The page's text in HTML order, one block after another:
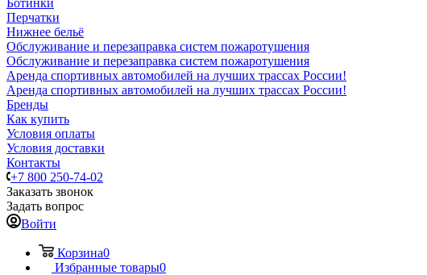
Ботинки
Перчатки
Нижнее бельё
Обслуживание и перезаправка систем пожаротушения
Обслуживание и перезаправка систем пожаротушения
Аренда спортивных автомобилей на лучших трассах России!
Аренда спортивных автомобилей на лучших трассах России!
Бренды
Как купить
Условия оплаты
Условия доставки
Контакты
+7 800 250-74-02
Заказать звонок
Задать вопрос
Войти
Корзина0
Избранные товары0